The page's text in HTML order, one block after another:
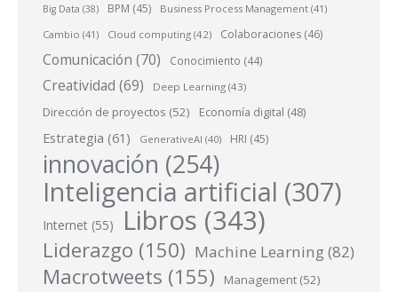
Big Data (38) BPM (45) Business Process Management (41)
Cambio (41) Cloud computing (42) Colaboraciones (46)
Comunicación (70) Conocimiento (44)
Creatividad (69) Deep Learning (43)
Dirección de proyectos (52) Economía digital (48)
Estrategia (61) GenerativeAI (40) HRI (45)
innovación (254)
Inteligencia artificial (307)
Internet (55) Libros (343)
Liderazgo (150) Machine Learning(82)
Macrotweets (155) Management (52)